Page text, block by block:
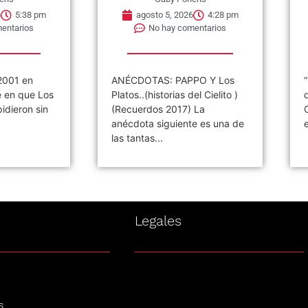
5:38 pm
en
en que Los
sin
agosto 5, 2026
4:28 pm
No hay comentarios
ANÉCDOTAS: PAPPO Y Los
Platos..(historias del Cielito )
(Recuerdos 2017) La
anécdota siguiente es una de
las tantas...
Legales